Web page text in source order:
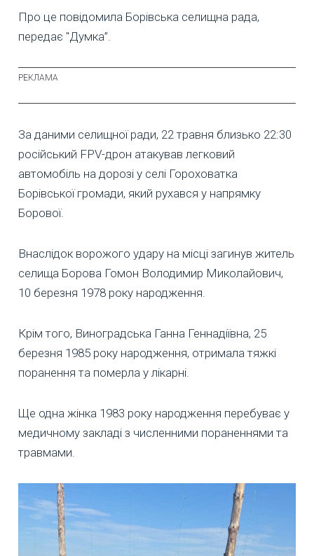
Про це повідомила Борівська селищна рада,
передає "Думка”.
За даними селищної ради, 22 травня близько 22:30
російський FPV-дрон атакував легковий
автомобіль на дорозі у селі Гороховатка
Борівської громади, який рухався у напрямку
Борової.
Внаслідок ворожого удару на місці загинув житель
селища Борова Гомон Володимир Миколайович,
10 березня 1978 року народження.
Крім того, Виноградська Ганна Геннадіївна, 25
березня 1985 року народження, отримала тяжкі
поранення та померла у лікарні.
Ще одна жінка 1983 року народження перебуває у
медичному закладі з численними пораненнями та
травмами.